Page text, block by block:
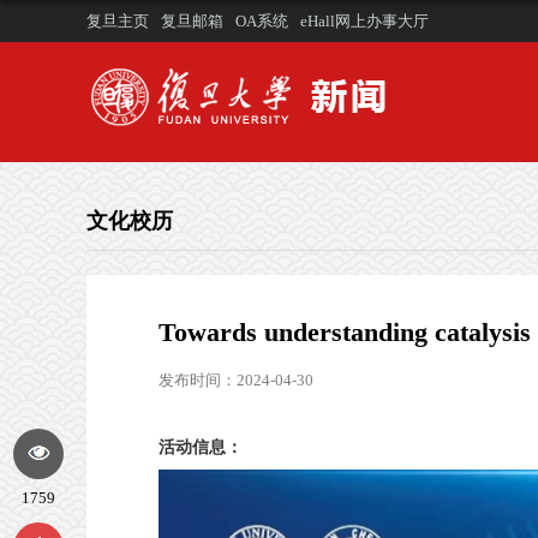
复旦主页 复旦邮箱 OA系统 eHall网上办事大厅
文化校历
Towards understanding
发布时间：2024-04-30
活动信息：
1759